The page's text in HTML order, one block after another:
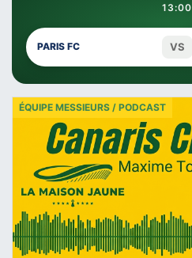
13:00
PARIS FC VS
ÉQUIPE MESSIEURS / PODCAST